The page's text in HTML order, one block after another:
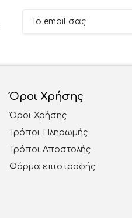
Όροι Χρήσης
Όροι Χρήσης
Τρόποι Πληρωμής
Τρόποι Αποστολής
Φόρμα επιστροφής